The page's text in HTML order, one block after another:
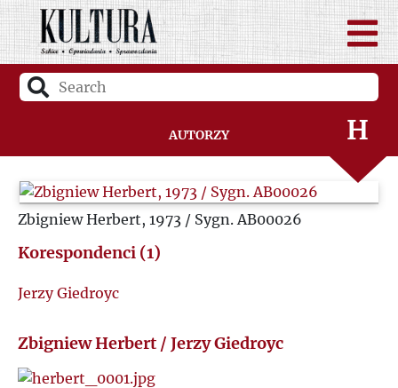
Autorzy
F
G
H
I
Zbigniew Herbert, 1973 / Sygn. AB00026
Korespondenci (1)
Jerzy Giedroyc
Zbigniew Herbert / Jerzy Giedroyc